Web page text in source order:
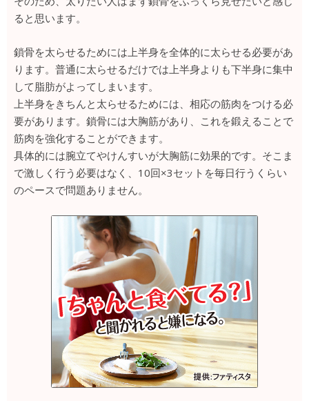
ると思います。
鎖骨を太らせるためには上半身を全体的に太らせる必要があ
ります。普通に太らせるだけでは上半身よりも下半身に集中
して脂肪がよってしまいます。
上半身をきちんと太らせるためには、相応の筋肉をつける必
要があります。鎖骨には大胸筋があり、これを鍛えることで
筋肉を強化することができます。
具体的には腕立てやけんすいが大胸筋に効果的です。そこま
で激しく行う必要はなく、10回×3セットを毎日行うくらい
のペースで問題ありません。